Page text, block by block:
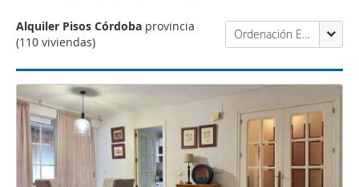
Alquiler Pisos Córdoba provincia
(110 viviendas)
Ordenación Enalquiler